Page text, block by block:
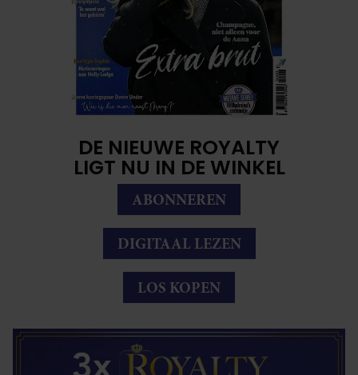
DE NIEUWE ROYALTY
LIGT NU IN DE WINKEL
ABONNEREN
DIGITAAL LEZEN
LOS KOPEN